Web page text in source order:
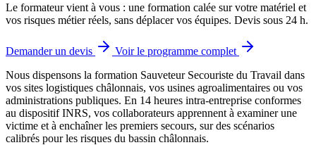
Le formateur vient à vous : une formation calée sur votre matériel et
vos risques métier réels, sans déplacer vos équipes. Devis sous 24 h.
Demander un devis
Voir le programme complet
Nous dispensons la formation Sauveteur Secouriste du Travail dans
vos sites logistiques châlonnais, vos usines agroalimentaires ou vos
administrations publiques. En 14 heures intra-entreprise conformes
au dispositif INRS, vos collaborateurs apprennent à examiner une
victime et à enchaîner les premiers secours, sur des scénarios
calibrés pour les risques du bassin châlonnais.